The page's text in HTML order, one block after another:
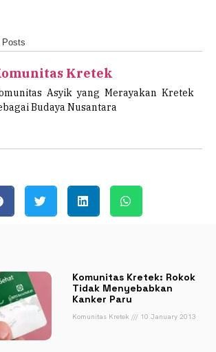
Posts
Kretek
Asyik yang Merayakan Kretek
Budaya Nusantara
Komunitas Kretek: Rokok
Tidak Menyebabkan
Kanker Paru
Komunitas Kretek 10 January 2013